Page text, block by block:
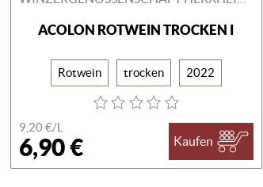
ACOLON ROTWEIN TROCKEN I
Rotwein trocken 2022
9,20 €/L
6,90 € Kaufen